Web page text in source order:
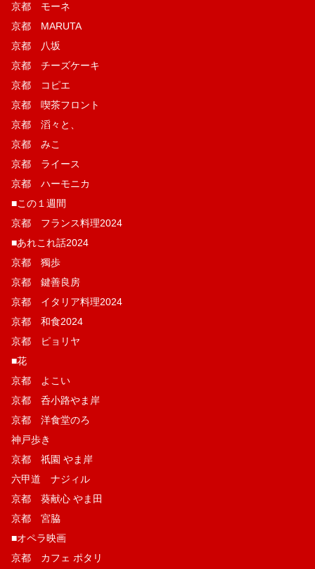
京都 モーネ
京都 MARUTA
京都 八坂
京都 チーズケーキ
京都 コピエ
京都 喫茶フロント
京都 滔々と、
京都 みこ
京都 ライース
京都 ハーモニカ
■この１週間
京都 フランス料理2024
■あれこれ話2024
京都 獨歩
京都 鍵善良房
京都 イタリア料理2024
京都 和食2024
京都 ピョリヤ
■花
京都 よこい
京都 呑小路やま岸
京都 洋食堂のろ
神戸歩き
京都 祇園 やま岸
六甲道 ナジィル
京都 葵献心 やま田
京都 宮脇
■オペラ映画
京都 カフェ ポタリ